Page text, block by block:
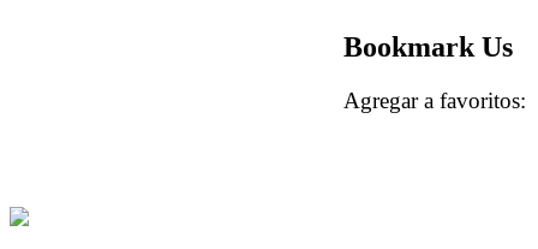
Bookmark Us
Agregar a